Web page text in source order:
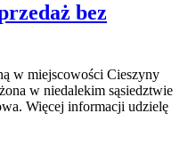
bez
w miejscowości Cieszyny
w niedalekim sąsiedztwie
Więcej informacji udzielę